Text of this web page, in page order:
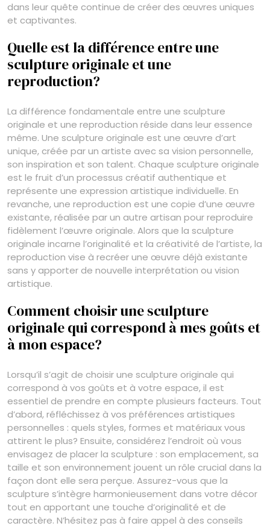
dans leur quête continue de créer des œuvres uniques
et captivantes.
Quelle est la différence entre une
sculpture originale et une
reproduction?
La différence fondamentale entre une sculpture
originale et une reproduction réside dans leur essence
même. Une sculpture originale est une œuvre d’art
unique, créée par un artiste avec sa vision personnelle,
son inspiration et son talent. Chaque sculpture originale
est le fruit d’un processus créatif authentique et
représente une expression artistique individuelle. En
revanche, une reproduction est une copie d’une œuvre
existante, réalisée par un autre artisan pour reproduire
fidèlement l’œuvre originale. Alors que la sculpture
originale incarne l’originalité et la créativité de l’artiste, la
reproduction vise à recréer une œuvre déjà existante
sans y apporter de nouvelle interprétation ou vision
artistique.
Comment choisir une sculpture
originale qui correspond à mes goûts et
à mon espace?
Lorsqu’il s’agit de choisir une sculpture originale qui
correspond à vos goûts et à votre espace, il est
essentiel de prendre en compte plusieurs facteurs. Tout
d’abord, réfléchissez à vos préférences artistiques
personnelles : quels styles, formes et matériaux vous
attirent le plus? Ensuite, considérez l’endroit où vous
envisagez de placer la sculpture : son emplacement, sa
taille et son environnement jouent un rôle crucial dans la
façon dont elle sera perçue. Assurez-vous que la
sculpture s’intègre harmonieusement dans votre décor
tout en apportant une touche d’originalité et de
caractère. N’hésitez pas à faire appel à des conseils